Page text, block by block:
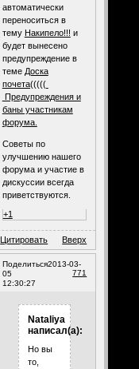
автоматически
переноситься в
тему Накипело!!! и
будет вынесено
предупреждение в
теме Доска
почета(((((
Предупреждения и
баны участникам
форума.
Советы по
улучшению нашего
форума и участие в
дискуссии всегда
приветствуются.
+1
Цитировать Вверх
Поделиться
771
2013-03-
05
12:30:27
Nataliya
написал(а):
Но вы
то,